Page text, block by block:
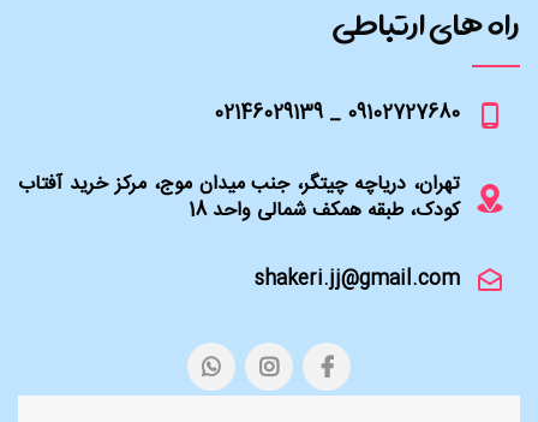
راه های ارتباطی
09102727680 _ 02146029139
تهران، دریاچه چیتگر، جنب میدان موج، مرکز خرید آفتاب
کودک، طبقه همکف شمالی واحد 18
shakeri.jj@gmail.com